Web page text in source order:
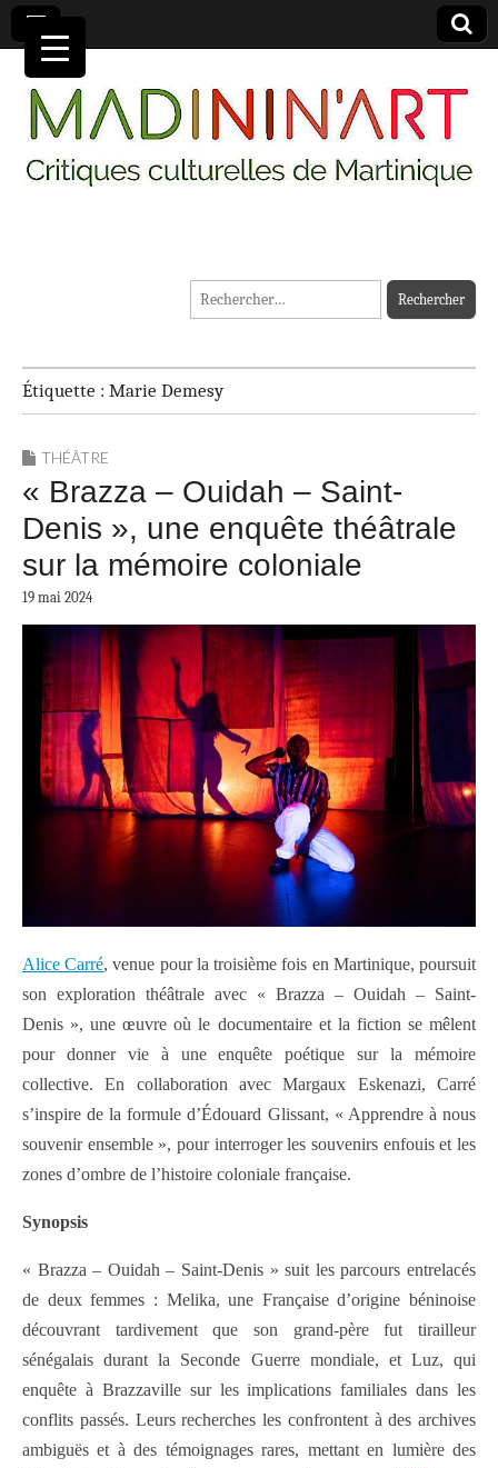
MADININ'ART
Rechercher :
Étiquette : Marie Demesy
THÉÂTRE
« Brazza – Ouidah – Saint-
Denis », une enquête théâtrale
sur la mémoire coloniale
19 mai 2024
Alice Carré, venue pour la troisième fois en Martinique, poursuit
son exploration théâtrale avec « Brazza – Ouidah – Saint-
Denis », une œuvre où le documentaire et la fiction se mêlent
pour donner vie à une enquête poétique sur la mémoire
collective. En collaboration avec Margaux Eskenazi, Carré
s’inspire de la formule d’Édouard Glissant, « Apprendre à nous
souvenir ensemble », pour interroger les souvenirs enfouis et les
zones d’ombre de l’histoire coloniale française.
Synopsis
« Brazza – Ouidah – Saint-Denis » suit les parcours entrelacés
de deux femmes : Melika, une Française d’origine béninoise
découvrant tardivement que son grand-père fut tirailleur
sénégalais durant la Seconde Guerre mondiale, et Luz, qui
enquête à Brazzaville sur les implications familiales dans les
conflits passés. Leurs recherches les confrontent à des archives
ambiguës et à des témoignages rares, mettant en lumière des